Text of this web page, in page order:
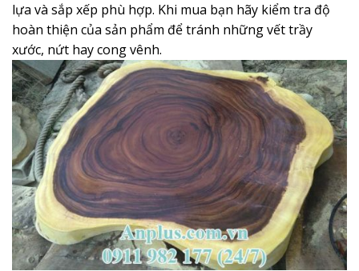
lựa và sắp xếp phù hợp. Khi mua bạn hãy kiểm tra độ
hoàn thiện của sản phẩm để tránh những vết trầy
xước, nứt hay cong vênh.